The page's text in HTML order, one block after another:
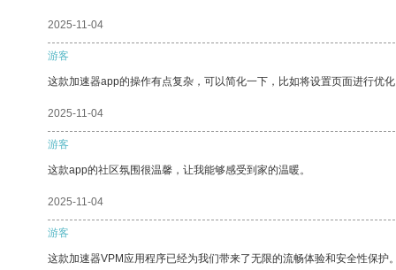
2025-11-04
游客
这款加速器app的操作有点复杂，可以简化一下，比如将设置页面进行优
2025-11-04
游客
这款app的社区氛围很温馨，让我能够感受到家的温暖。
2025-11-04
游客
这款加速器VPM应用程序已经为我们带来了无限的流畅体验和安全性保护